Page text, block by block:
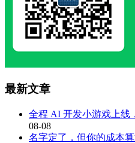
最新文章
全程 AI 开发小游戏上线
08-08
名字定了，但你的成本